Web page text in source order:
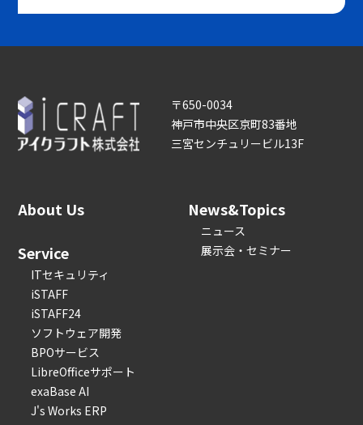
〒650-0034
神戸市中央区京町83番地
三宮センチュリービル13F
About Us
Service
ITセキュリティ
iSTAFF
iSTAFF24
ソフトウェア開発
BPOサービス
LibreOfficeサポート
exaBase AI
J's Works ERP
News&Topics
ニュース
展示会・セミナー